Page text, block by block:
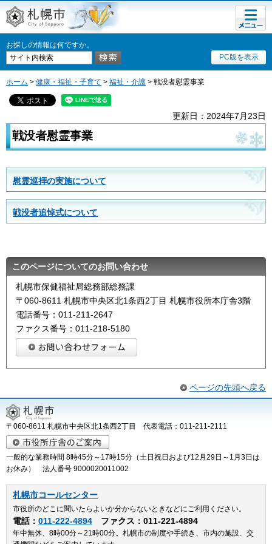
札幌市
お探しの情報は何ですか。
PC版を表示
メニュ
ー
ホーム > 健康・福祉・子育て > 福祉・介護 > 戦没者慰霊事業
更新日：2024年7月23日
戦没者慰霊事業
慰霊巡拝の実施について
戦没者追悼式について
このページについてのお問い合わせ
札幌市保健福祉局総務部総務課
〒060-8611 札幌市中央区北1条西2丁目 札幌市役所本庁舎3階
電話番号：011-211-2647
ファクス番号：011-218-5180
ページの先頭へ戻る
〒060-8611 札幌市中央区北1条西2丁目 代表電話：011-211-2111
一般的な業務時間 8時45分～17時15分（土日祝日および12月29日～1月3日は
お休み） 法人番号 9000020011002
札幌市コールセンター
市役所のどこに聞いたらよいか分からないときなどにご利用ください。
電話： 011-222-4894 ファクス：011-221-4894
年中無休、8時00分～21時00分。札幌市の制度や手続き、市内の施設、交